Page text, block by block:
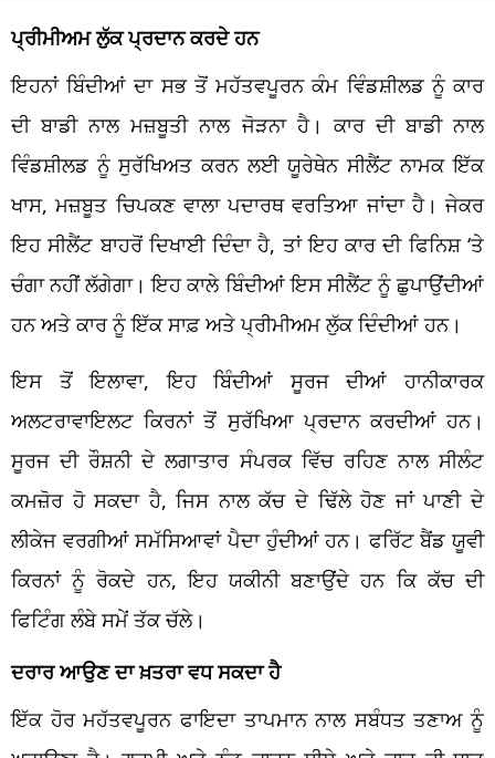
ਪ੍ਰੀਮੀਅਮ ਲੁੱਕ ਪ੍ਰਦਾਨ ਕਰਦੇ ਹਨ
ਇਹਨਾਂ ਬਿੰਦੀਆਂ ਦਾ ਸਭ ਤੋਂ ਮਹੱਤਵਪੂਰਨ ਕੰਮ ਵਿੰਡਸ਼ੀਲਡ ਨੂੰ ਕਾਰ
ਦੀ ਬਾਡੀ ਨਾਲ ਮਜ਼ਬੂਤੀ ਨਾਲ ਜੋੜਨਾ ਹੈ। ਕਾਰ ਦੀ ਬਾਡੀ ਨਾਲ
ਵਿੰਡਸ਼ੀਲਡ ਨੂੰ ਸੁਰੱਖਿਅਤ ਕਰਨ ਲਈ ਯੂਰੇਥੇਨ ਸੀਲੈਂਟ ਨਾਮਕ ਇੱਕ
ਖਾਸ, ਮਜ਼ਬੂਤ ​​ਚਿਪਕਣ ਵਾਲਾ ਪਦਾਰਥ ਵਰਤਿਆ ਜਾਂਦਾ ਹੈ। ਜੇਕਰ
ਇਹ ਸੀਲੈਂਟ ਬਾਹਰੋਂ ਦਿਖਾਈ ਦਿੰਦਾ ਹੈ, ਤਾਂ ਇਹ ਕਾਰ ਦੀ ਫਿਨਿਸ਼ ‘ਤੇ
ਚੰਗਾ ਨਹੀਂ ਲੱਗੇਗਾ। ਇਹ ਕਾਲੇ ਬਿੰਦੀਆਂ ਇਸ ਸੀਲੈਂਟ ਨੂੰ ਛੁਪਾਉਂਦੀਆਂ
ਹਨ ਅਤੇ ਕਾਰ ਨੂੰ ਇੱਕ ਸਾਫ਼ ਅਤੇ ਪ੍ਰੀਮੀਅਮ ਲੁੱਕ ਦਿੰਦੀਆਂ ਹਨ।
ਇਸ ਤੋਂ ਇਲਾਵਾ, ਇਹ ਬਿੰਦੀਆਂ ਸੂਰਜ ਦੀਆਂ ਹਾਨੀਕਾਰਕ
ਅਲਟਰਾਵਾਇਲਟ ਕਿਰਨਾਂ ਤੋਂ ਸੁਰੱਖਿਆ ਪ੍ਰਦਾਨ ਕਰਦੀਆਂ ਹਨ।
ਸੂਰਜ ਦੀ ਰੌਸ਼ਨੀ ਦੇ ਲਗਾਤਾਰ ਸੰਪਰਕ ਵਿੱਚ ਰਹਿਣ ਨਾਲ ਸੀਲੰਟ
ਕਮਜ਼ੋਰ ਹੋ ਸਕਦਾ ਹੈ, ਜਿਸ ਨਾਲ ਕੱਚ ਦੇ ਢਿੱਲੇ ਹੋਣ ਜਾਂ ਪਾਣੀ ਦੇ
ਲੀਕੇਜ ਵਰਗੀਆਂ ਸਮੱਸਿਆਵਾਂ ਪੈਦਾ ਹੁੰਦੀਆਂ ਹਨ। ਫਰਿੱਟ ਬੈਂਡ ਯੂਵੀ
ਕਿਰਨਾਂ ਨੂੰ ਰੋਕਦੇ ਹਨ, ਇਹ ਯਕੀਨੀ ਬਣਾਉਂਦੇ ਹਨ ਕਿ ਕੱਚ ਦੀ
ਫਿਟਿੰਗ ਲੰਬੇ ਸਮੇਂ ਤੱਕ ਚੱਲੇ।
ਦਰਾਰ ਆਉਣ ਦਾ ਖ਼ਤਰਾ ਵਧ ਸਕਦਾ ਹੈ
ਇੱਕ ਹੋਰ ਮਹੱਤਵਪੂਰਨ ਫਾਇਦਾ ਤਾਪਮਾਨ ਨਾਲ ਸਬੰਧਤ ਤਣਾਅ ਨੂੰ